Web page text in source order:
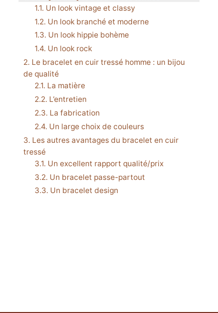
Un look vintage et classy
Un look branché et moderne
Un look hippie bohème
Un look rock
Le bracelet en cuir tressé homme : un bijou
de qualité
La matière
L’entretien
La fabrication
Un large choix de couleurs
Les autres avantages du bracelet en cuir
tressé
Un excellent rapport qualité/prix
Un bracelet passe-partout
Un bracelet design